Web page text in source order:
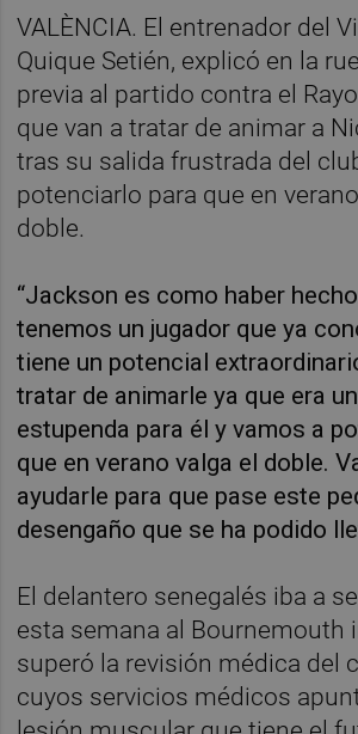
VALÈNCIA. El entrenador del
Quique Setién, explicó en la
previa al partido contra el
que van a tratar de animar a
tras su salida frustrada del
potenciarlo para que en
doble.
“Jackson es como haber
tenemos un jugador que ya
tiene un potencial
tratar de animarle ya que era
estupenda para él y vamos a
que en verano valga el doble.
ayudarle para que pase este
desengaño que se ha podido
El delantero senegalés iba a
esta semana al Bournemouth
superó la revisión médica del
cuyos servicios médicos